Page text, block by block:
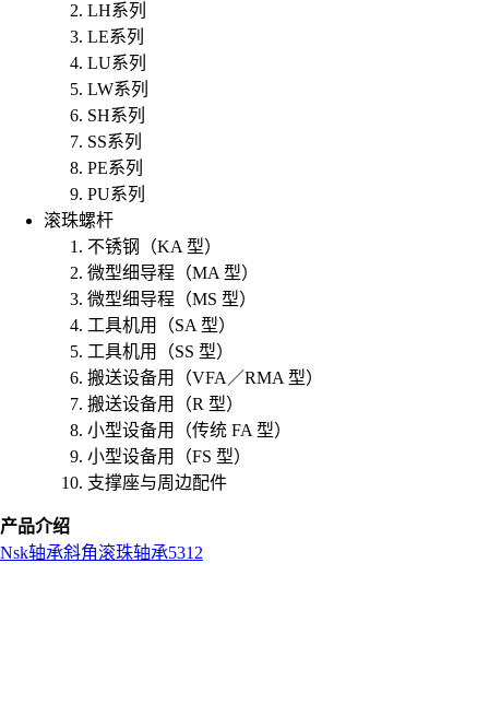
LH系列
LE系列
LU系列
LW系列
SH系列
SS系列
PE系列
PU系列
滚珠螺杆
不锈钢（KA 型）
微型细导程（MA 型）
微型细导程（MS 型）
工具机用（SA 型）
工具机用（SS 型）
搬送设备用（VFA／RMA 型）
搬送设备用（R 型）
小型设备用（传统 FA 型）
小型设备用（FS 型）
支撑座与周边配件
产品介绍
Nsk轴承斜角滚珠轴承5312